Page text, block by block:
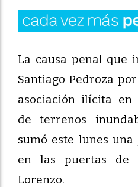
La causa penal que
Santiago Pedroza
asociación ilícita en
de terrenos
sumó este lunes
en las puertas de
Lorenzo.